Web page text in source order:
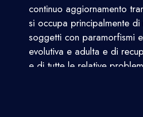
continuo aggiornamento
si occupa principalmente
soggetti con paramorfismi
evolutiva e adulta e di
e di tutte le relative